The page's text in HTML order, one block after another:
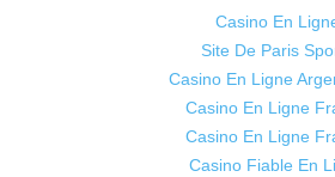
Casino En
Site De Paris
Casino En Ligne
Casino En Ligne
Casino En Ligne
Casino Fiable En